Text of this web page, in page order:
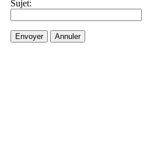
Sujet:
Envoyer Annuler